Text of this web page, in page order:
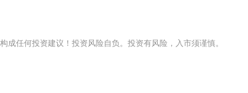
成任何投资建议！投资风险自负。投资有风险，入市须谨慎。